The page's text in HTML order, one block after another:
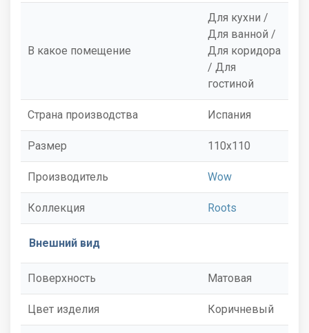
В какое помещение
Для кухни /
Для ванной /
Для коридора
/ Для
гостиной
Страна производства Испания
Размер 110x110
Производитель Wow
Коллекция Roots
Внешний вид
Поверхность Матовая
Цвет изделия Коричневый